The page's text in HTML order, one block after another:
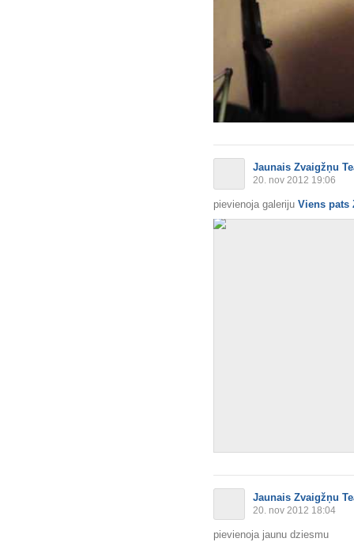
Jaunais Zvaigžņu
20. nov 2012 19:06
pievienoja galeriju Viens pats
Jaunais Zvaigžņu
20. nov 2012 18:04
pievienoja jaunu dziesmu